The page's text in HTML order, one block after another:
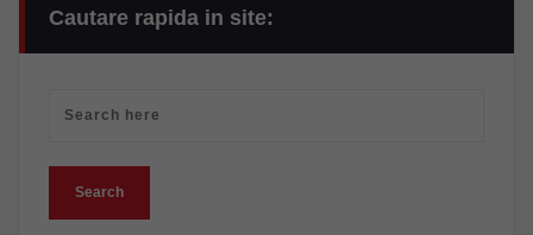
Cautare rapida in site: